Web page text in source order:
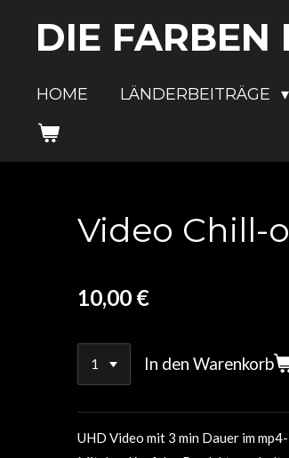
Hauptinhalt
DIE FARBEN
HOME LÄNDERBEITRÄGE
Video Chill-
10,00 €
In den Warenkorb
UHD Video mit 3 min Dauer im